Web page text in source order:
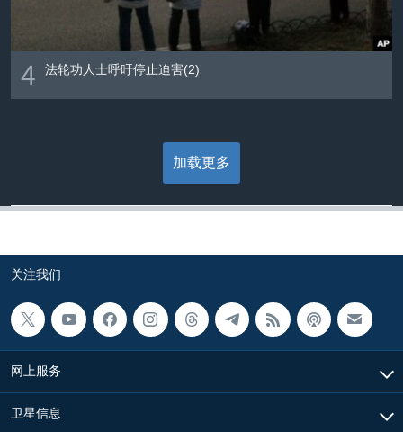
4 法轮功人士呼吁停止迫害(2)
加载更多
关注我们
网上服务
卫星信息